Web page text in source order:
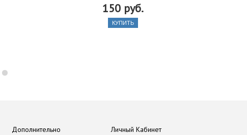
150 руб.
КУПИТЬ
Дополнительно Личный Кабинет